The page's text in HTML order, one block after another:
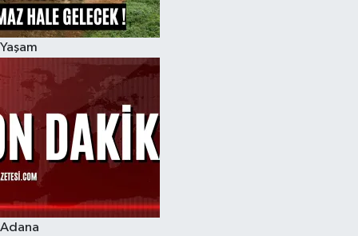
Yaşam
Adana